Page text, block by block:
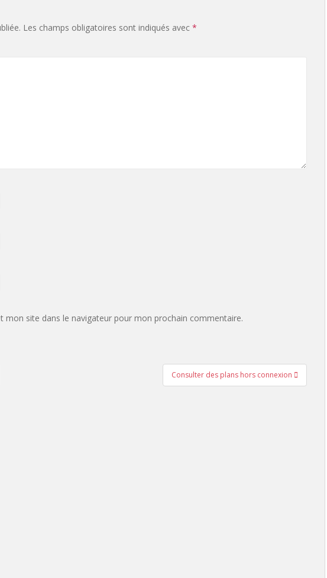
Les champs obligatoires sont indiqués avec *
mon site dans le navigateur pour mon prochain commentaire.
Consulter des plans hors connexion